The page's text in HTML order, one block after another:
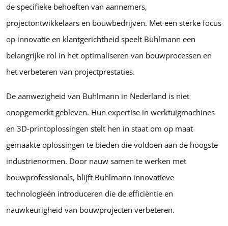
de specifieke behoeften van aannemers,
projectontwikkelaars en bouwbedrijven. Met een sterke focus
op innovatie en klantgerichtheid speelt Buhlmann een
belangrijke rol in het optimaliseren van bouwprocessen en
het verbeteren van projectprestaties.
De aanwezigheid van Buhlmann in Nederland is niet
onopgemerkt gebleven. Hun expertise in werktuigmachines
en 3D-printoplossingen stelt hen in staat om op maat
gemaakte oplossingen te bieden die voldoen aan de hoogste
industrienormen. Door nauw samen te werken met
bouwprofessionals, blijft Buhlmann innovatieve
technologieën introduceren die de efficiëntie en
nauwkeurigheid van bouwprojecten verbeteren.